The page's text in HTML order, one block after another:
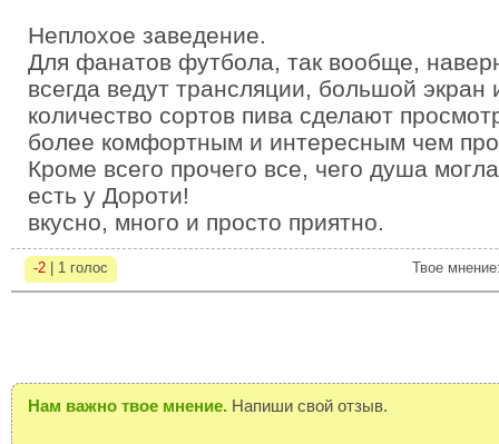
Неплохое заведение.
Для фанатов футбола, так вообще,
всегда ведут трансляции, большой экран
количество сортов пива сделают
более комфортным и интересным чем
Кроме всего прочего все, чего душа
есть у Дороти!
вкусно, много и просто приятно.
-2 | 1 голос Твое
Нам важно твое мнение. Напиши свой отзыв.